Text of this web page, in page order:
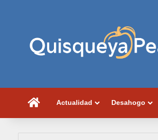
PortadaActualidad Desahogo